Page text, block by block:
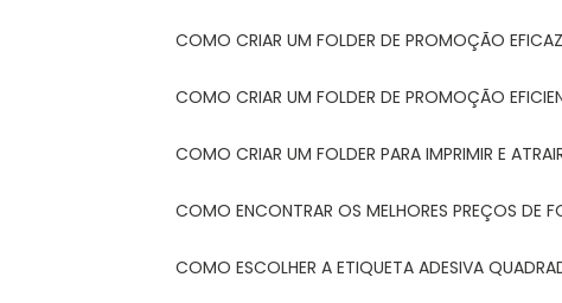
COMO CRIAR UM FOLDER DE PROMOÇÃO EFICAZ
COMO CRIAR UM FOLDER DE PROMOÇÃO
COMO CRIAR UM FOLDER PARA IMPRIMIR E
COMO ENCONTRAR OS MELHORES PREÇOS DE
COMO ESCOLHER A ETIQUETA ADESIVA